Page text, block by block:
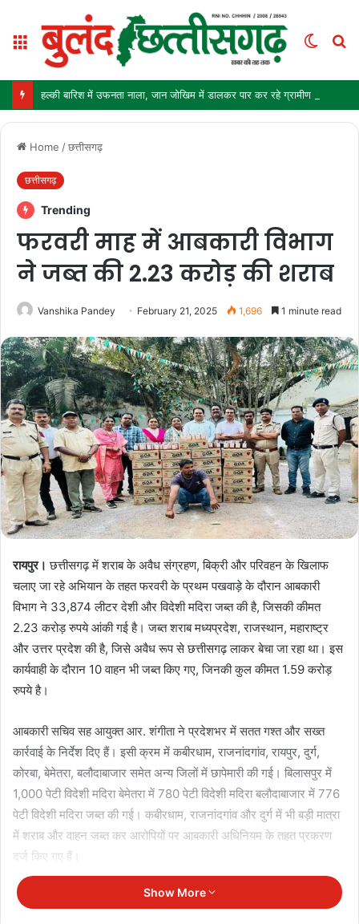
Menu
Switch
Home /छत्तीसगढ़
छत्तीसगढ़
Trending
फरवरी माह में आबकारी विभाग
ने जब्त की 2.23 करोड़ की शराब
Vanshika Pandey February 21, 2025 1,696 1 minute read
रायपुर।छत्तीसगढ़ में शराब के अवैध संग्रहण, बिक्री और परिवहन के खिलाफ
चलाए जा रहे अभियान के तहत फरवरी के प्रथम पखवाड़े के दौरान आबकारी
विभाग ने 33,874 लीटर देशी और विदेशी मदिरा जब्त की है, जिसकी कीमत
2.23 करोड़ रुपये आंकी गई है। जब्त शराब मध्यप्रदेश, राजस्थान, महाराष्ट्र
और उत्तर प्रदेश की है, जिसे अवैध रूप से छत्तीसगढ़ लाकर बेचा जा रहा था। इस
कार्यवाही के दौरान 10 वाहन भी जब्त किए गए, जिनकी कुल कीमत 1.59 करोड़
रुपये है।
आबकारी सचिव सह आयुक्त आर. शंगीता ने प्रदेशभर में सतत गश्त और सख्त
कार्रवाई के निर्देश दिए हैं। इसी क्रम में कबीरधाम, राजनांदगांव, रायपुर, दुर्ग,
कोरबा, बेमेतरा, बलौदाबाजार समेत अन्य जिलों में छापेमारी की गई। बिलासपुर में
1,000 पेटी विदेशी मदिरा बेमेतरा में 780 पेटी विदेशी मदिरा बलौदाबाजार में 776
पेटी विदेशी मदिरा जब्त की गई। कबीरधाम, राजनांदगांव और दुर्ग में भी बड़ी मात्रा
में शराब और वाहन जब्त कर आरोपियों पर आबकारी अधिनियम के तहत प्रकरण
दर्ज किए गए हैं।
Show More